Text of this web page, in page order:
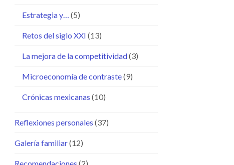
Estrategia y… (5)
Retos del siglo XXI (13)
La mejora de la competitividad(3)
Microeconomía de contraste(9)
Crónicas mexicanas (10)
Reflexiones personales (37)
Galería familiar(12)